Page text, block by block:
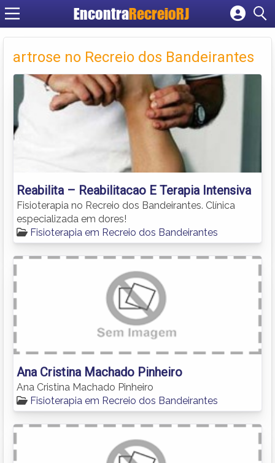
EncontraRecreioRJ
Cadastrar empresa
Criar conta
artrose no Recreio dos Bandeirantes
Reabilita – Reabilitacao E Terapia Intensiva
Fisioterapia no Recreio dos Bandeirantes. Clínica
especializada em dores!
Fisioterapia em Recreio dos Bandeirantes
Ana Cristina Machado Pinheiro
Ana Cristina Machado Pinheiro
Fisioterapia em Recreio dos Bandeirantes